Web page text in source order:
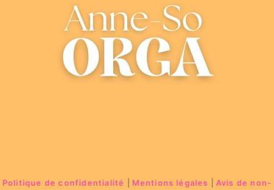
Politique de confidentialité Mentions légales Avis de non-